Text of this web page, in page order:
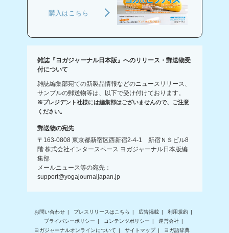
購入はこちら
雑誌『ヨガジャーナル日本版』へのリリース・郵送物受
付について
雑誌編集部宛ての新製品情報などのニュースリリース、
サンプルの郵送物等は、以下で受け付けております。
※プレジデント社様には編集部はございませんので、ご注意
ください。
郵送物の宛先
〒163-0808 東京都新宿区西新宿2-4-1 新宿ＮＳビル8
階 株式会社インタースペース ヨガジャーナル日本版編
集部
メールニュース等の宛先：
support@yogajournaljapan.jp
お問い合わせ プレスリリースはこちら 広告掲載
利用規約
プライバシーポリシー
コンテンツポリシー
運営会社
ヨガジャーナルオンラインについて
サイトマップ ヨガ語辞典